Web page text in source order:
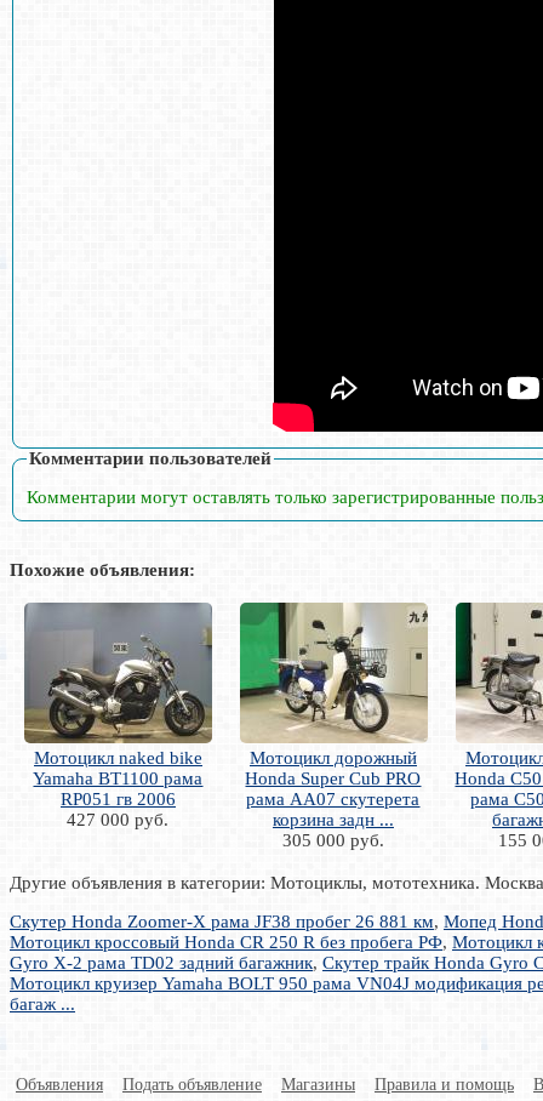
Комментарии пользователей
Комментарии могут оставлять только зарегистрированные
Похожие объявления:
Мотоцикл naked bike
Yamaha BT1100 рама
RP051 гв 2006
427 000 руб.
Мотоцикл дорожный
Honda Super Cub PRO
рама AA07 скутерета
корзина задн ...
305 000 руб.
Honda
рама
155
Другие объявления в категории: Мотоциклы, мототехника. Москва
Скутер Honda Zoomer-X рама JF38 пробег 26 881 км, Мопед
Мотоцикл кроссовый Honda CR 250 R без пробега РФ, Мотоцикл
Gyro X-2 рама TD02 задний багажник, Скутер трайк Honda Gyro
Мотоцикл круизер Yamaha BOLT 950 рама VN04J модификация
багаж ...
Объявления Подать объявление Магазины Правила и помощь